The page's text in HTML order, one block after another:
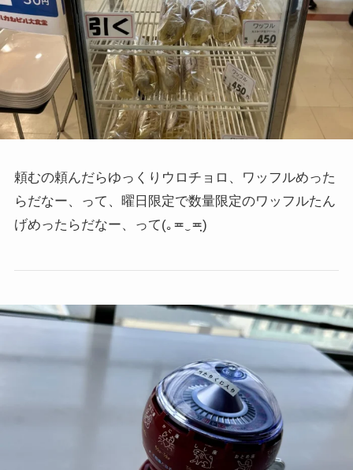
頼むの頼んだらゆっくりウロチョロ、ワッフルめった
らだなー、って、曜日限定で数量限定のワッフルたん
げめったらだなー、って(｡≖‿≖ฺ)